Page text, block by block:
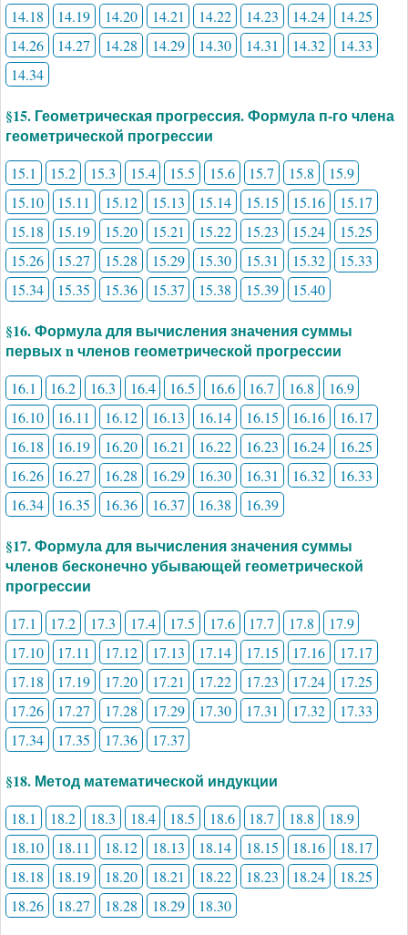
14.18 14.19 14.20 14.21 14.22 14.23 14.24
14.25
14.26
14.27 14.28 14.29 14.30 14.31 14.32
14.33
14.34
§15. Геометрическая прогрессия. Формула п-го члена
геометрической прогрессии
15.1 15.2 15.3 15.4 15.5 15.6 15.7 15.8
15.9
15.10
15.11 15.12 15.13 15.14 15.15 15.16
15.17
15.18
15.19 15.20 15.21 15.22 15.23 15.24
15.25
15.26
15.27 15.28 15.29 15.30 15.31 15.32
15.33
15.34
15.35 15.36 15.37 15.38 15.39 15.40
§16. Формула для вычисления значения суммы
первых n членов геометрической прогрессии
16.1 16.2 16.3 16.4 16.5 16.6 16.7 16.8
16.9
16.10
16.11 16.12 16.13 16.14 16.15 16.16
16.17
16.18
16.19 16.20 16.21 16.22 16.23 16.24
16.25
16.26
16.27 16.28 16.29 16.30 16.31 16.32
16.33
16.34
16.35 16.36 16.37 16.38 16.39
§17. Формула для вычисления значения суммы
членов бесконечно убывающей геометрической
прогрессии
17.1 17.2 17.3 17.4 17.5 17.6 17.7 17.8
17.9
17.10
17.11 17.12 17.13 17.14 17.15 17.16
17.17
17.18
17.19 17.20 17.21 17.22 17.23 17.24
17.25
17.26
17.27 17.28 17.29 17.30 17.31 17.32
17.33
17.34
17.35 17.36 17.37
§18. Метод математической индукции
18.1 18.2 18.3 18.4 18.5 18.6 18.7 18.8
18.9
18.10
18.11 18.12 18.13 18.14 18.15 18.16
18.17
18.18
18.19 18.20 18.21 18.22 18.23 18.24
18.25
18.26
18.27 18.28 18.29 18.30